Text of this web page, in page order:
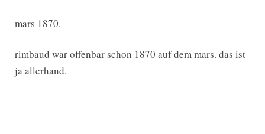
mars 1870.
rimbaud war offenbar schon 1870 auf dem mars. das ist
ja allerhand.